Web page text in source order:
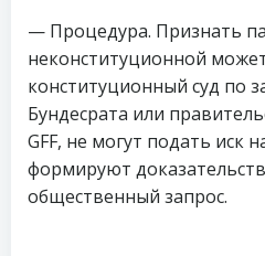
— Процедура. Признать
неконституционной
конституционный суд по
Бундесрата или
GFF, не могут подать иск
формируют
общественный запрос.